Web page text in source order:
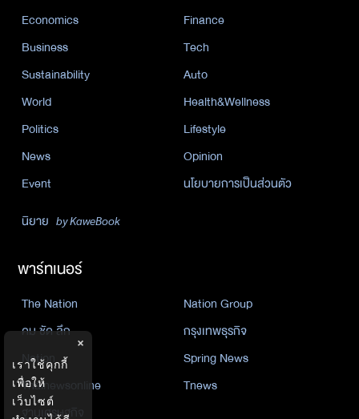
Economics
Finance
Business
Tech
Sustainability
Auto
World
Health&Wellness
Politics
Lifestyle
News
Opinion
Event
นโยบายการเป็นส่วนตัว
นิยาย by KaweBook
พาร์ทเนอร์
The Nation
Nation Group
คม ชัด ลึก
กรุงเทพธุรกิจ
Nation
Spring News
Thainewsonline
Tnews
ฐานเศรษฐกิจ
×
เราใช้คุกกี้
เพื่อให้
เว็บไซต์